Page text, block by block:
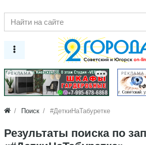
РЕКЛАМА РЕКЛАМА
Поиск #ДеткиНаТабуретке
Результаты поиска по